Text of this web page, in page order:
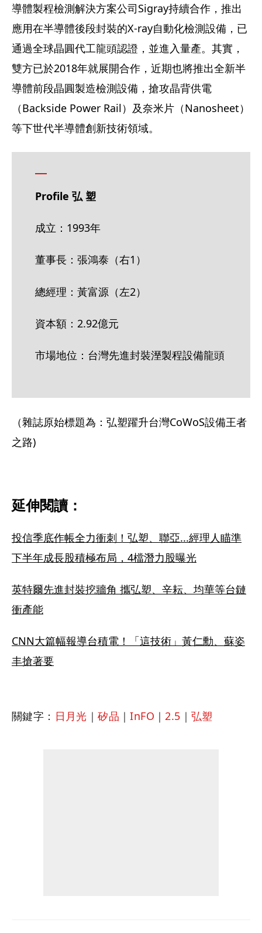
導體製程檢測解決方案公司Sigray持續合作，推出
應用在半導體後段封裝的X-ray自動化檢測設備，已
通過全球晶圓代工龍頭認證，並進入量產。其實，
雙方已於2018年就展開合作，近期也將推出全新半
導體前段晶圓製造檢測設備，搶攻晶背供電
（Backside Power Rail）及奈米片（Nanosheet）
等下世代半導體創新技術領域。
Profile 弘 塑
成立：1993年
董事長：張鴻泰（右1）
總經理：黃富源（左2）
資本額：2.92億元
市場地位：台灣先進封裝溼製程設備龍頭
（雜誌原始標題為：弘塑躍升台灣CoWoS設備王者
之路)
延伸閱讀：
投信季底作帳全力衝刺！弘塑、聯亞...經理人瞄準
下半年成長股積極布局，4檔潛力股曝光
英特爾先進封裝挖牆角 攜弘塑、辛耘、均華等台鏈
衝產能
CNN大篇幅報導台積電！「這技術」黃仁勳、蘇姿
丰搶著要
關鍵字： 日月光 ｜矽品 ｜InFO ｜2.5 ｜弘塑